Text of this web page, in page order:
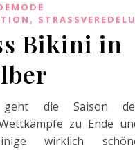
,
Bikini in
die Saison
zu Ende
wirklich